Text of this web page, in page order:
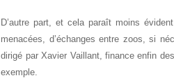
D’autre part, et cela paraît moins
menacées, d’échanges entre zoos, si
dirigé par Xavier Vaillant, finance enfin
exemple.